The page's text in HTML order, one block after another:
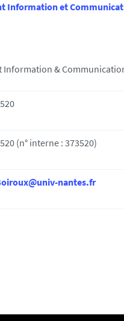
Information et
Information &
(n° interne : 373520)
nantes.fr